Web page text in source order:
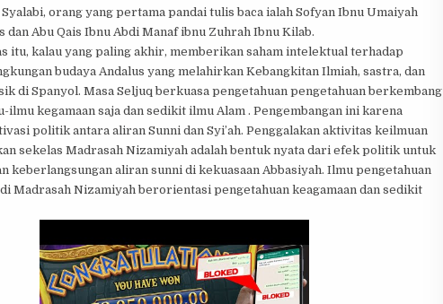
orang yang pertama pandai tulis baca ialah Sofyan Ibnu Umaiyah
dan Abu Qais Ibnu Abdi Manaf ibnu Zuhrah Ibnu Kilab.
itu, kalau yang paling akhir, memberikan saham intelektual terhadap
budaya Andalus yang melahirkan Kebangkitan Ilmiah, sastra, dan
di Spanyol. Masa Seljuq berkuasa pengetahuan pengetahuan berkembang
ilmu kegamaan saja dan sedikit ilmu Alam . Pengembangan ini karena
politik antara aliran Sunni dan Syi’ah. Penggalakan aktivitas keilmuan
sekelas Madrasah Nizamiyah adalah bentuk nyata dari efek politik untuk
keberlangsungan aliran sunni di kekuasaan Abbasiyah. Ilmu pengetahuan
Madrasah Nizamiyah berorientasi pengetahuan keagamaan dan sedikit